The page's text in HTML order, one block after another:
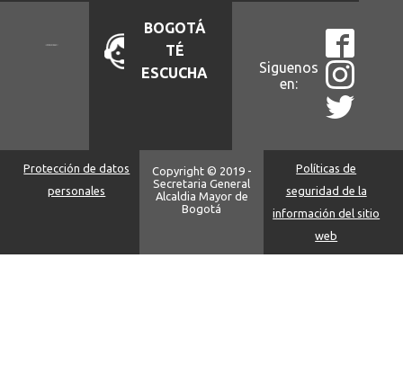
BOGOTÁ
TÉ
ESCUCHA
Siguenos
en:
Protección de datos
personales
Copyright © 2019 -
Secretaria General
Alcaldia Mayor de
Bogotá
Políticas de
seguridad de la
información del sitio
web